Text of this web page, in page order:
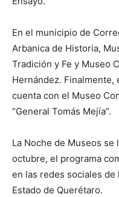
En el municipio de
Arbanica de Historia,
Tradición y Fe y Museo
Hernández. Finalmente,
cuenta con el Museo
“General Tomás Mejía”.
La Noche de Museos se
octubre, el programa
en las redes sociales
Estado de Querétaro.